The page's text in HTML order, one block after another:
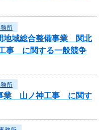
所
地域総合整備事業 関北
事 に関する一般競争
所
事業 山ノ神工事 に関す